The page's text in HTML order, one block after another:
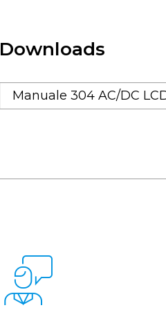
Downloads
Manuale 304 AC/DC